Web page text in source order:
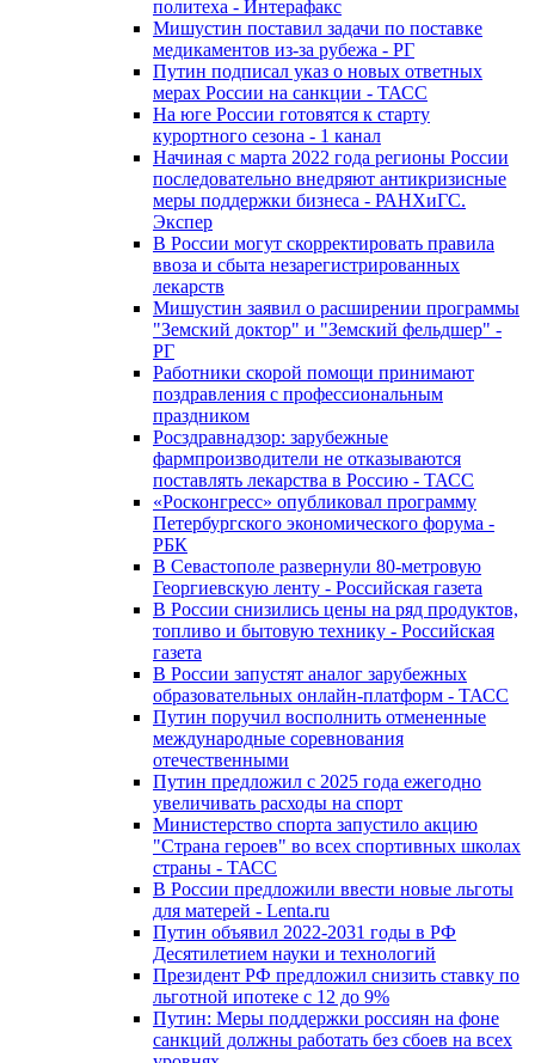
политеха - Интерафакс
Мишустин поставил задачи по поставке
медикаментов из-за рубежа - РГ
Путин подписал указ о новых ответных
мерах России на санкции - ТАСС
На юге России готовятся к старту
курортного сезона - 1 канал
Начиная с марта 2022 года регионы России
последовательно внедряют антикризисные
меры поддержки бизнеса - РАНХиГС.
Экспер
В России могут скорректировать правила
ввоза и сбыта незарегистрированных
лекарств
Мишустин заявил о расширении программы
"Земский доктор" и "Земский фельдшер" -
РГ
Работники скорой помощи принимают
поздравления с профессиональным
праздником
Росздравнадзор: зарубежные
фармпроизводители не отказываются
поставлять лекарства в Россию - ТАСС
«Росконгресс» опубликовал программу
Петербургского экономического форума -
РБК
В Севастополе развернули 80-метровую
Георгиевскую ленту - Российская газета
В России снизились цены на ряд продуктов,
топливо и бытовую технику - Российская
газета
В России запустят аналог зарубежных
образовательных онлайн-платформ - ТАСС
Путин поручил восполнить отмененные
международные соревнования
отечественными
Путин предложил с 2025 года ежегодно
увеличивать расходы на спорт
Министерство спорта запустило акцию
"Страна героев" во всех спортивных школах
страны - ТАСС
В России предложили ввести новые льготы
для матерей - Lenta.ru
Путин объявил 2022-2031 годы в РФ
Десятилетием науки и технологий
Президент РФ предложил снизить ставку по
льготной ипотеке с 12 до 9%
Путин: Меры поддержки россиян на фоне
санкций должны работать без сбоев на всех